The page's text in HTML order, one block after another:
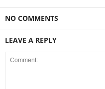
NO COMMENTS
LEAVE A REPLY